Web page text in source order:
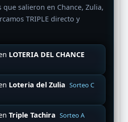
que salieron en Chance, Zulia,
TRIPLE directo y
LOTERIA DEL CHANCE
Loteria del Zulia Sorteo C
Triple Tachira Sorteo A